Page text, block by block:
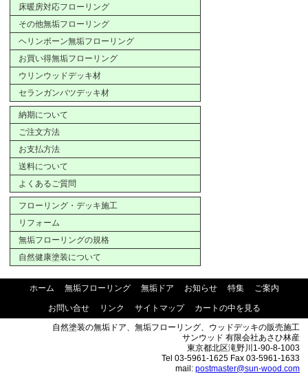
床暖房対応フローリング
その他無垢フローリング
ヘリンボーン無垢フローリング
お買い得無垢フローリング
ウリンウッドデッキ材
セランガンバツデッキ材
納期について
ご注文方法
お支払方法
送料について
よくあるご質問
フローリング・デッキ施工
リフォーム
無垢フローリングの規格
自然健康塗装について
ホーム 無垢フローリング 無垢ドア お知らせ 特集 ご案内
お問い合せ リンク サイトマップ
カートの中を見る
自然塗装の無垢ドア、無垢フローリング、ウッドデッキの販売施工
サンウッド 有限会社あさひ林産
東京都北区滝野川1-90-8-1003
Tel 03-5961-1625 Fax 03-5961-1633
mail: postmaster@sun-wood.com